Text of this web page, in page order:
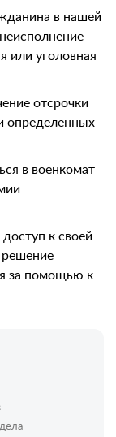
в нашей
или уголовная
отсрочки
определенных
в военкомат
к своей
за помощью к